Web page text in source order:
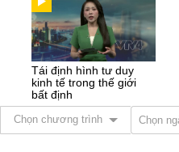
Tái định hình tư duy
kinh tế trong thế giới
bất định
Chọn chương trình